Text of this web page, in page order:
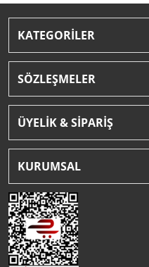
KATEGORİLER
SÖZLEŞMELER
ÜYELİK & SİPARİŞ
KURUMSAL